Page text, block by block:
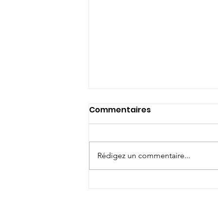
Commentaires
Rédigez un commentaire...